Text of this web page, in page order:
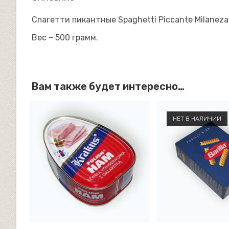
Спагетти пикантные Spaghetti Piccante
Вес – 500 грамм.
Вам также будет интересно…
НЕТ В НАЛИЧИИ